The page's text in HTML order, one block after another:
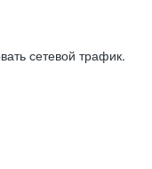
сетевой трафик.